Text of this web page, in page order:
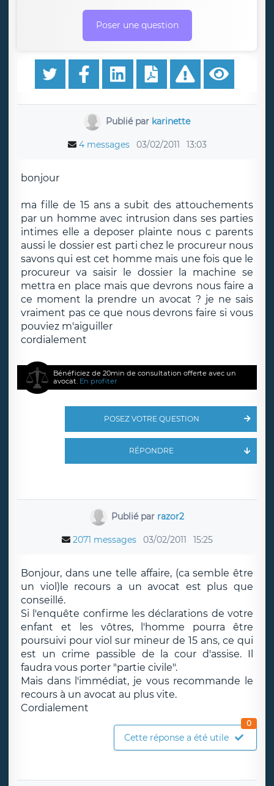
Poser une question
Publié par karinette
4 messages 03/02/2011 13:03
bonjour
ma fille de 15 ans a subit des attouchements
par un homme avec intrusion dans ses parties
intimes elle a deposer plainte nous c parents
aussi le dossier est parti chez le procureur nous
savons qui est cet homme mais une fois que le
procureur va saisir le dossier la machine se
mettra en place mais que devrons nous faire a
ce moment la prendre un avocat ? je ne sais
vraiment pas ce que nous devrons faire si vous
pouviez m'aiguiller
cordialement
Bénéficiez de 20min de consultation offerte avec un
avocat. En profiter
POSEZ VOTRE QUESTION
RÉPONDRE
Publié par razor2
2071 messages 03/02/2011 15:25
Bonjour, dans une telle affaire, (ca semble être
un viol)le recours a un avocat est plus que
conseillé.
Si l'enquête confirme les déclarations de votre
enfant et les vôtres, l'homme pourra être
poursuivi pour viol sur mineur de 15 ans, ce qui
est un crime passible de la cour d'assise. Il
faudra vous porter "partie civile".
Mais dans l'immédiat, je vous recommande le
recours à un avocat au plus vite.
Cordialement
Cette réponse a été utile
0